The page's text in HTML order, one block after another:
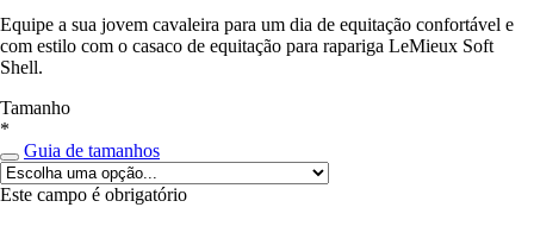
Equipe a sua jovem cavaleira para um dia de equitação confortável e
com estilo com o casaco de equitação para rapariga LeMieux Soft
Shell.
Tamanho
*
Guia de tamanhos
Este campo é obrigatório